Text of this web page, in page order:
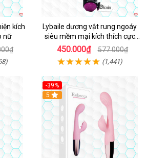
kích
nữ
Lybaile dương vật rung ngoáy
siêu mềm mại kích thích cực
mạnh
450.000₫ 577.000₫
(1,441)
-39%
Hot
5